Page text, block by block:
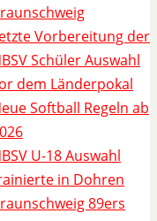
Vorbereitung der
Schüler Auswahl
dem Länderpokal
Softball Regeln ab
U-18 Auswahl
in Dohren
89ers